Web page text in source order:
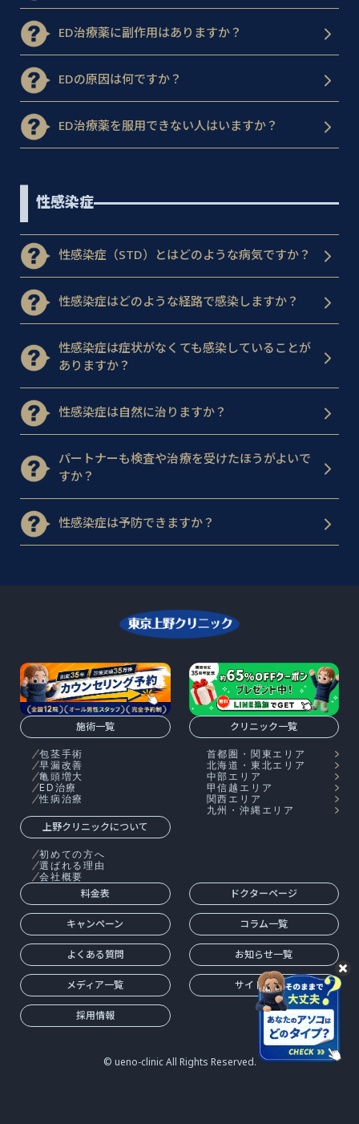
ED治療薬に副作用はありますか？
EDの原因は何ですか？
ED治療薬を服用できない人はいますか？
性感染症
性感染症（STD）とはどのような病気ですか？
性感染症はどのような経路で感染しますか？
性感染症は症状がなくても感染していることが
ありますか？
性感染症は自然に治りますか？
パートナーも検査や治療を受けたほうがよいで
すか？
性感染症は予防できますか？
施術一覧
包茎手術
早漏改善
亀頭増大
ED治療
性病治療
クリニック一覧
首都圏・関東エリア
北海道・東北エリア
中部エリア
甲信越エリア
関西エリア
九州・沖縄エリア
上野クリニックについて
初めての方へ
選ばれる理由
会社概要
料金表 ドクターページ
キャンペーン コラム一覧
よくある質問 お知らせ一覧
メディア一覧 サイトマップ
採用情報
© ueno-clinic All Rights Reserved.